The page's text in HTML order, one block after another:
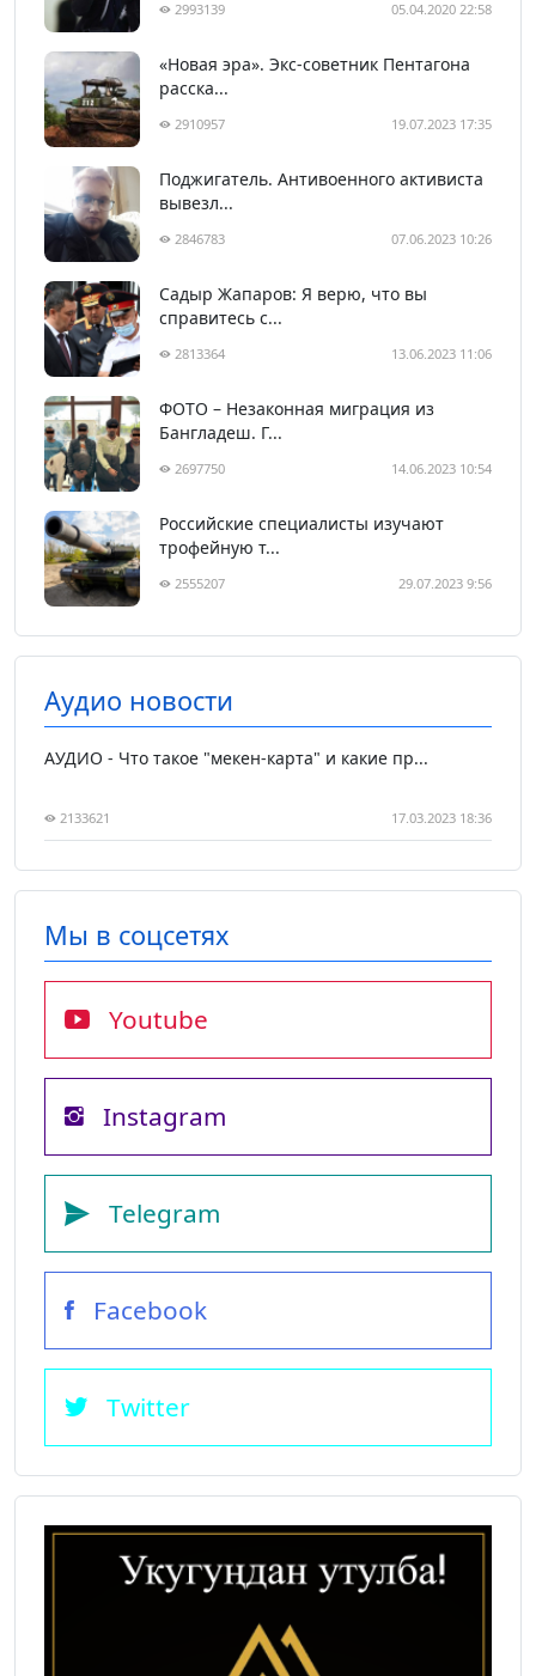
2993139 05.04.2020 22:58
«Новая эра». Экс-советник Пентагона
расска...
2910957 19.07.2023 17:35
Поджигатель. Антивоенного активиста
вывезл...
2846783 07.06.2023 10:26
Садыр Жапаров: Я верю, что вы
справитесь с...
2813364 13.06.2023 11:06
ФОТО – Незаконная миграция из
Бангладеш. Г...
2697750 14.06.2023 10:54
Российские специалисты изучают
трофейную т...
2555207 29.07.2023 9:56
Аудио новости
АУДИО - Что такое "мекен-карта" и какие пр...
2133621 17.03.2023 18:36
Мы в соцсетях
Youtube
Instagram
Telegram
Facebook
Twitter